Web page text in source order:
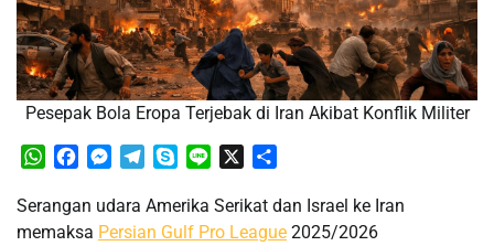
Pesepak Bola Eropa Terjebak di Iran Akibat Konflik Militer
WhatsApp
FacebookMessenger
TelegramSkypeLine
Serangan udara Amerika Serikat dan Israel ke Iran
memaksa Persian Gulf Pro League 2025/2026